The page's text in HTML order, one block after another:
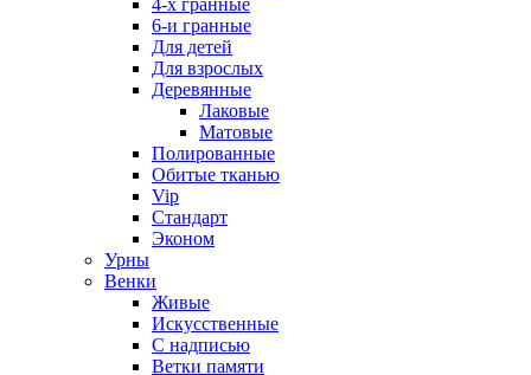
4-х гранные
6-и гранные
Для детей
Для взрослых
Деревянные
Лаковые
Матовые
Полированные
Обитые тканью
Vip
Стандарт
Эконом
Урны
Венки
Живые
Искусственные
С надписью
Ветки памяти